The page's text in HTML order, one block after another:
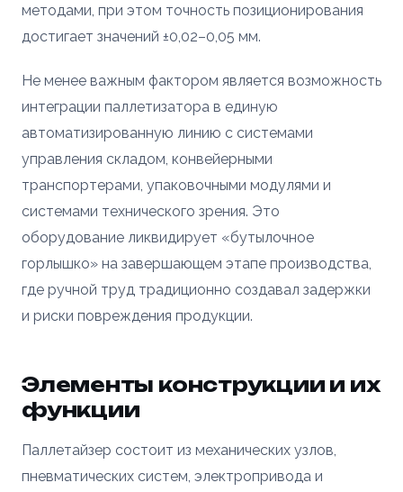
методами, при этом точность позиционирования
достигает значений ±0,02–0,05 мм.
Не менее важным фактором является возможность
интеграции паллетизатора в единую
автоматизированную линию с системами
управления складом, конвейерными
транспортерами, упаковочными модулями и
системами технического зрения. Это
оборудование ликвидирует «бутылочное
горлышко» на завершающем этапе производства,
где ручной труд традиционно создавал задержки
и риски повреждения продукции.
Элементы конструкции и их
функции
Паллетайзер состоит из механических узлов,
пневматических систем, электропривода и